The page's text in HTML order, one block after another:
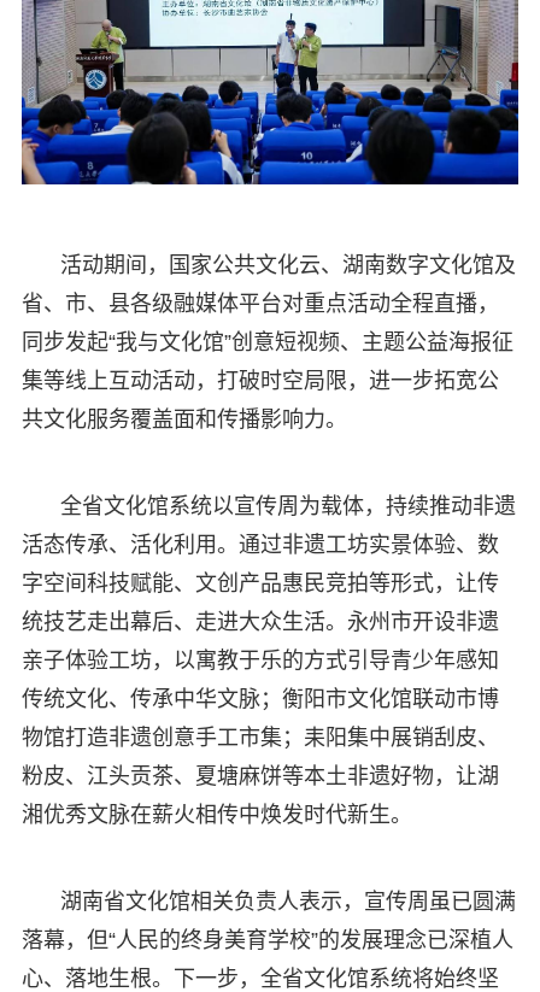
活动期间，国家公共文化云、湖南数字文化馆及
省、市、县各级融媒体平台对重点活动全程直播，
同步发起“我与文化馆”创意短视频、主题公益海报征
集等线上互动活动，打破时空局限，进一步拓宽公
共文化服务覆盖面和传播影响力。
全省文化馆系统以宣传周为载体，持续推动非遗
活态传承、活化利用。通过非遗工坊实景体验、数
字空间科技赋能、文创产品惠民竞拍等形式，让传
统技艺走出幕后、走进大众生活。永州市开设非遗
亲子体验工坊，以寓教于乐的方式引导青少年感知
传统文化、传承中华文脉；衡阳市文化馆联动市博
物馆打造非遗创意手工市集；耒阳集中展销刮皮、
粉皮、江头贡茶、夏塘麻饼等本土非遗好物，让湖
湘优秀文脉在薪火相传中焕发时代新生。
湖南省文化馆相关负责人表示，宣传周虽已圆满
落幕，但“人民的终身美育学校”的发展理念已深植人
心、落地生根。下一步，全省文化馆系统将始终坚